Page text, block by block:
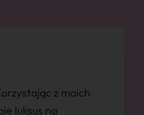
z moich
luksus na